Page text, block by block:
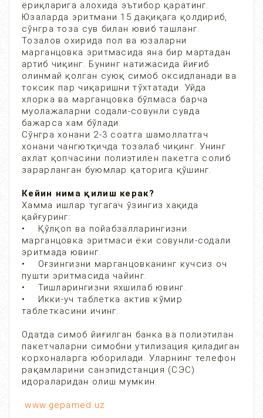
ёриқларига алохида эътибор қаратинг.
Юзаларда эритмани 15 дақиқага қолдириб,
сўнгра тоза сув билан ювиб ташланг.
Тозалов охирида пол ва юзаларни
марганцовка эритмасида яна бир мартадан
артиб чиқинг. Бунинг натижасида йиғиб
олинмай қолган суюқ симоб оксидланади ва
токсик пар чиқаришни тўхтатади. Уйда
хлорка ва марганцовка бўлмаса барча
муолажаларни содали-совунли сувда
бажарса хам бўлади.
Сўнгра хонани 2-3 соатга шамоллатгач
хонани чангютқичда тозалаб чиқинг. Унинг
ахлат қопчасини полиэтилен пакетга солиб
зарарланган буюмлар қаторига қўшинг.
Кейин нима қилиш керак?
Хамма ишлар тугагач ўзингиз хақида
қайғуринг:
• Қўлқоп ва пойабзалларингизни
марганцовка эритмаси ёки совунли-содали
эритмада ювинг.
• Оғзингизни марганцовканинг кучсиз оч
пушти эритмасида чайинг.
• Тишларингизни яхшилаб ювинг.
• Икки-уч таблетка актив кўмир
таблеткасини ичинг.
Одатда симоб йиғилган банка ва полиэтилан
пакетчаларни симобни утилизация қиладиган
корхоналарга юборилади. Уларнинг телефон
рақамларини санэпидстанция (СЭС)
идораларидан олиш мумкин.
www.gepamed.uz